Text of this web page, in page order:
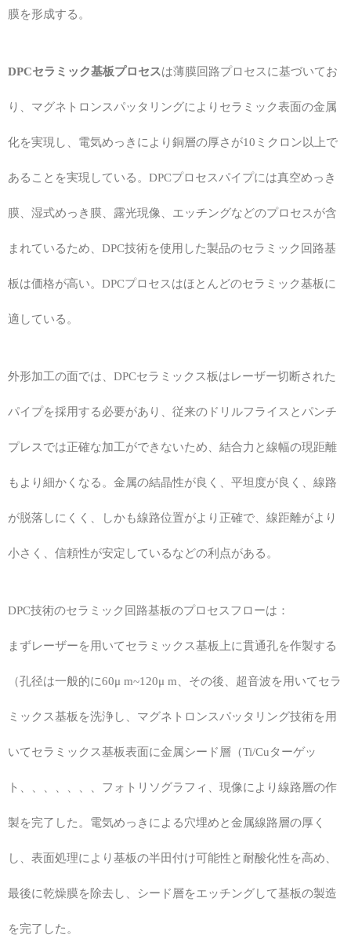
膜を形成する。
DPCセラミック基板プロセスは薄膜回路プロセスに基づいてお
り、マグネトロンスパッタリングによりセラミック表面の金属
化を実現し、電気めっきにより銅層の厚さが10ミクロン以上で
あることを実現している。DPCプロセスパイプには真空めっき
膜、湿式めっき膜、露光現像、エッチングなどのプロセスが含
まれているため、DPC技術を使用した製品のセラミック回路基
板は価格が高い。DPCプロセスはほとんどのセラミック基板に
適している。
外形加工の面では、DPCセラミックス板はレーザー切断された
パイプを採用する必要があり、従来のドリルフライスとパンチ
プレスでは正確な加工ができないため、結合力と線幅の現距離
もより細かくなる。金属の結晶性が良く、平坦度が良く、線路
が脱落しにくく、しかも線路位置がより正確で、線距離がより
小さく、信頼性が安定しているなどの利点がある。
DPC技術のセラミック回路基板のプロセスフローは：
まずレーザーを用いてセラミックス基板上に貫通孔を作製する
（孔径は一般的に60μ m~120μ m、その後、超音波を用いてセラ
ミックス基板を洗浄し、マグネトロンスパッタリング技術を用
いてセラミックス基板表面に金属シード層（Ti/Cuターゲッ
ト、、、、、、、フォトリソグラフィ、現像により線路層の作
製を完了した。電気めっきによる穴埋めと金属線路層の厚く
し、表面処理により基板の半田付け可能性と耐酸化性を高め、
最後に乾燥膜を除去し、シード層をエッチングして基板の製造
を完了した。